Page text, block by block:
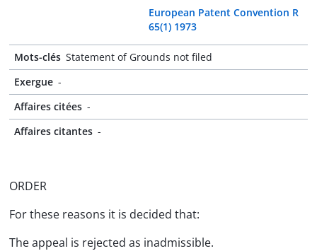
European Patent Convention R
65(1) 1973
Mots-clés Statement of Grounds not filed
Exergue -
Affaires citées -
Affaires citantes -
ORDER
For these reasons it is decided that:
The appeal is rejected as inadmissible.